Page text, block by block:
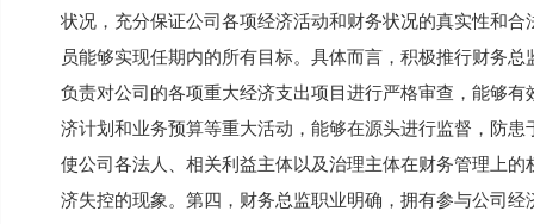
状况，充分保证公司各项经济活动和财务状况的真实性和
员能够实现任期内的所有目标。具体而言，积极推行财务
负责对公司的各项重大经济支出项目进行严格审查，能够
济计划和业务预算等重大活动，能够在源头进行监督，防
使公司各法人、相关利益主体以及治理主体在财务管理上
济失控的现象。第四，财务总监职业明确，拥有参与公司